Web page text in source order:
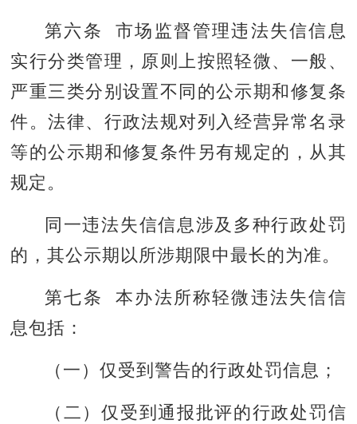
第六条 市场监督管理违法失信信息
实行分类管理，原则上按照轻微、一般、
严重三类分别设置不同的公示期和修复条
件。法律、行政法规对列入经营异常名录
等的公示期和修复条件另有规定的，从其
规定。
同一违法失信信息涉及多种行政处罚
的，其公示期以所涉期限中最长的为准。
第七条 本办法所称轻微违法失信信
息包括：
（一）仅受到警告的行政处罚信息；
（二）仅受到通报批评的行政处罚信